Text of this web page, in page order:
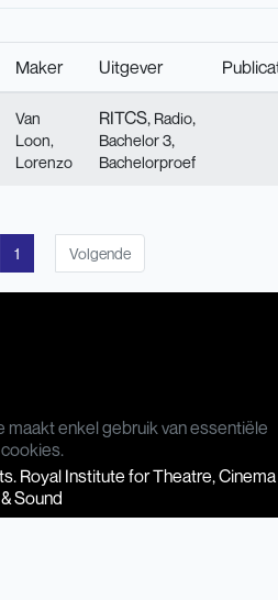
Maker Uitgever
Van
Loon,
Lorenzo
RITCS, Radio,
Bachelor 3,
Bachelorproef
1 Volgende
maakt enkel gebruik van essentiële
cookies.
Royal Institute for Theatre, Cinema
& Sound